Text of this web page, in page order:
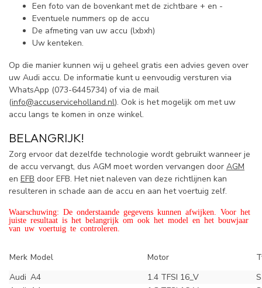
Een foto van de bovenkant met de zichtbare + en -
Eventuele nummers op de accu
De afmeting van uw accu (lxbxh)
Uw kenteken.
Op die manier kunnen wij u geheel gratis een advies geven over
uw Audi accu. De informatie kunt u eenvoudig versturen via
WhatsApp (073-6445734) of via de mail
(info@accuserviceholland.nl). Ook is het mogelijk om met uw
accu langs te komen in onze winkel.
BELANGRIJK!
Zorg ervoor dat dezelfde technologie wordt gebruikt wanneer je
de accu vervangt, dus AGM moet worden vervangen door AGM
en EFB door EFB. Het niet naleven van deze richtlijnen kan
resulteren in schade aan de accu en aan het voertuig zelf.
Waarschuwing: De onderstaande gegevens kunnen afwijken. Voor het
juiste resultaat is het belangrijk om ook het model en het bouwjaar
van uw voertuig te controleren.
Merk Model Motor
Audi A4 1.4 TFSI 16_V